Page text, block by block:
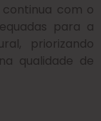
continua com o
para a
priorizando
qualidade de